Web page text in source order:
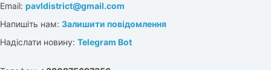
Email: pavldistrict@gmail.com
Напишіть нам: Залишити повідомлення
Надіслати новину: Telegram Bot